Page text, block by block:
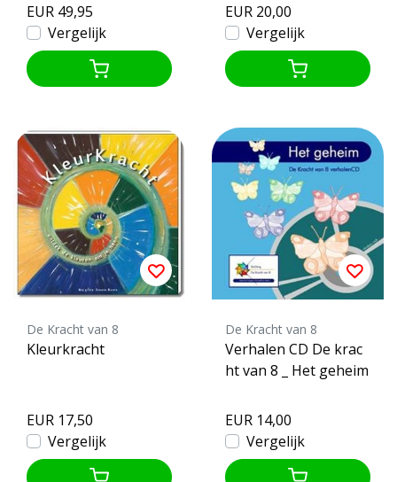
EUR 49,95
Vergelijk
EUR 20,00
Vergelijk
De Kracht van 8
Kleurkracht
EUR 17,50
Vergelijk
De Kracht van 8
Verhalen CD De krac
ht van 8 _ Het geheim
EUR 14,00
Vergelijk